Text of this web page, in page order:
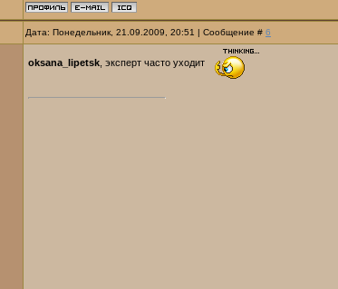
Дата: Понедельник, 21.09.2009, 20:51 | Сообщение # 6
oksana_lipetsk , эксперт часто уходит